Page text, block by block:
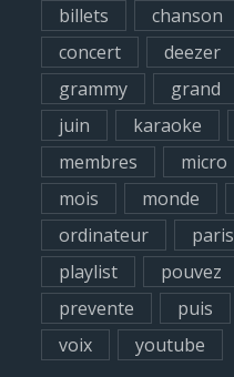
billets
chanson
concert
deezer
grammy
grand
juin
karaoke
membres
micro
mois
monde
ordinateur
paris
playlist
pouvez
prevente
puis
voix
youtube